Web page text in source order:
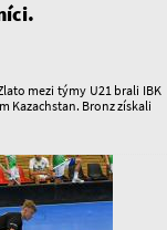
mezi týmy U21 brali IBK
Kazachstan. Bronz získali